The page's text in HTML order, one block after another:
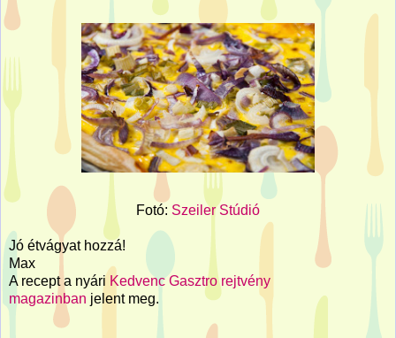
Fotó: Szeiler Stúdió
Jó étvágyat hozzá!
Max
A recept a nyári Kedvenc Gasztro rejtvény
magazinban jelent meg.